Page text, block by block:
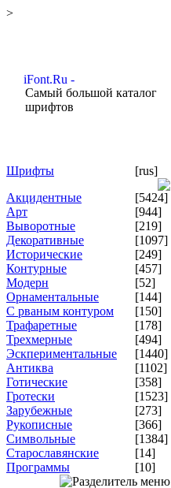
>
Самый большой каталог
шрифтов
Шрифты
[rus]
Акцидентные
[5424]
Арт
[944]
Выворотные
[219]
Декоративные
[1097]
Исторические
[249]
Контурные
[457]
Модерн
[52]
Орнаментальные
[144]
С рваным контуром
[150]
Трафаретные
[178]
Трехмерные
[494]
Эскпериментальные
[1440]
Антиква
[1102]
Готические
[358]
Гротески
[1523]
Зарубежные
[273]
Рукописные
[366]
Символьные
[1384]
Старославянские
[14]
Программы
[10]